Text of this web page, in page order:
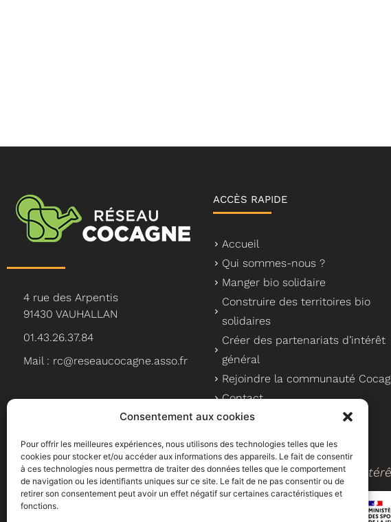
Consentement aux cookies
Pour offrir les meilleures expériences, nous utilisons des technologies telles que les
cookies pour stocker et/ou accéder aux informations des appareils. Le fait de consentir
à ces technologies nous permettra de traiter des données telles que le comportement
de navigation ou les identifiants uniques sur ce site. Le fait de ne pas consentir ou de
retirer son consentement peut avoir un effet négatif sur certaines caractéristiques et
fonctions.
4 rue des Arpentis
91430 VAUHALLAN
01.43.26.37.84
Mail : rc@reseaucocagne.asso.fr
ACCÈS RAPIDE
Accueil
Qui sommes-nous ?
Manger bio solidaire
Construire des territoires bio
solidaires
Créer des partenariats d’intérêt
général
Rejoindre la communauté
Contact
Le Réseau Cocagne, un acteur